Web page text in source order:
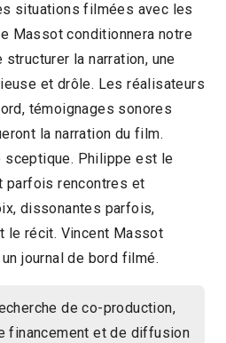
situations filmées avec les
Massot conditionnera notre
la narration, une
et drôle. Les réalisateurs
témoignages sonores
la narration du film.
sceptique. Philippe est le
parfois rencontres et
dissonantes parfois,
le récit. Vincent Massot
journal de bord filmé.
de co-production,
financement et de diffusion